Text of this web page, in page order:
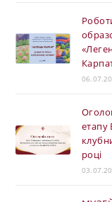
етапу
році